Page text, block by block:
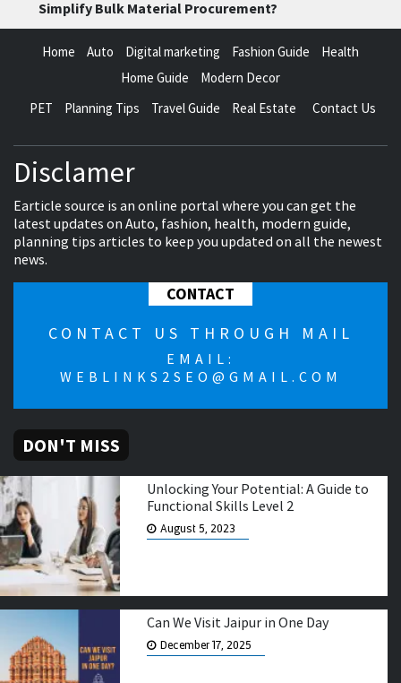
Simplify Bulk Material Procurement?
Home Auto Digital marketing Fashion Guide
Health
Home Guide
Modern Decor
PET
Planning Tips Travel Guide Real Estate Contact Us
Disclamer
Earticle source is an online portal where you can get the
latest updates on Auto, fashion, health, modern guide,
planning tips articles to keep you updated on all the newest
news.
CONTACT
CONTACT US THROUGH MAIL
EMAIL:
WEBLINKS2SEO@GMAIL.COM
DON'T MISS
Unlocking Your Potential: A Guide to
Functional Skills Level 2
August 5, 2023
Can We Visit Jaipur in One Day
December 17, 2025